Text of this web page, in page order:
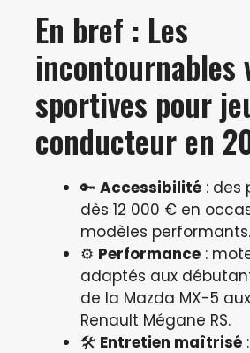
En bref : Les
incontournables
sportives pour
conducteur en
🔑 Accessibilité : des
dès 12 000 € en
modèles performants.
⚙️ Performance :
adaptés aux
de la Mazda MX-5
Renault Mégane RS.
🛠️ Entretien maîtrisé